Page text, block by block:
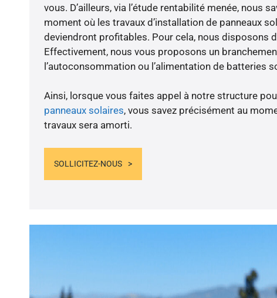
vous. D’ailleurs, via l’étude rentabilité menée, nous
moment où les travaux d’installation de panneaux
deviendront profitables. Pour cela, nous disposons
Effectivement, nous vous proposons un
l’autoconsommation ou l’alimentation de batteries
Ainsi, lorsque vous faites appel à notre structure
panneaux solaires, vous savez précisément au
travaux sera amorti.
SOLLICITEZ-NOUS